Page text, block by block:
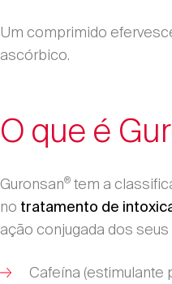
Escolher
Um comprimido
ascórbico.
O que é
Guronsan® tem a
no tratamento de
ação conjugada dos
Cafeína (estimulante